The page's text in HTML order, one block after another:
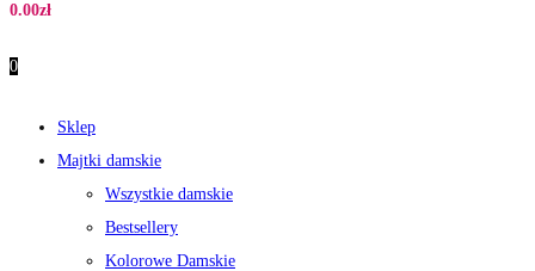
0.00zł
0
Sklep
Majtki damskie
Wszystkie damskie
Bestsellery
Kolorowe Damskie